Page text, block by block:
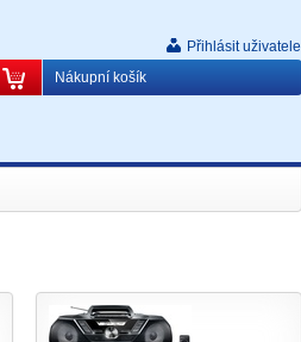
Přihlásit uživatele
Nákupní košík